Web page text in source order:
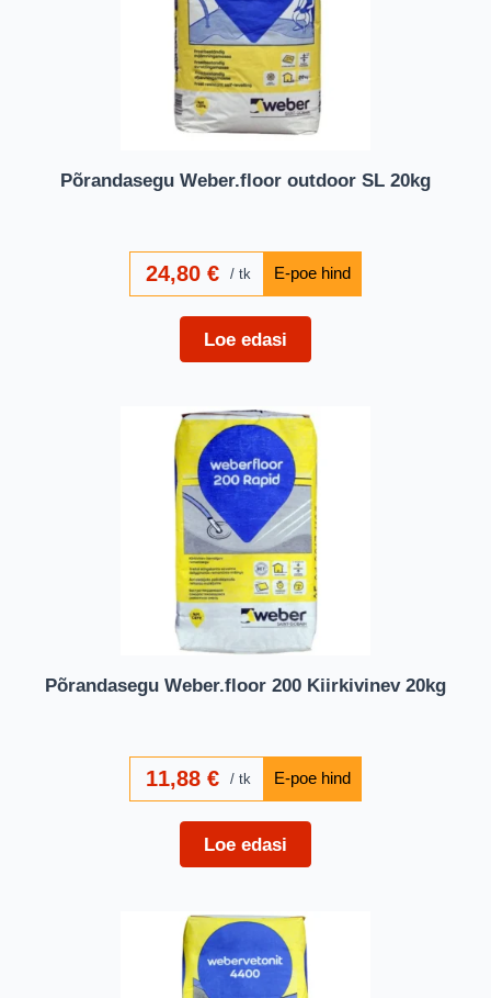
Põrandasegu Weber.floor outdoor SL 20kg
24,80 € tk
Loe edasi
Põrandasegu Weber.floor 200 Kiirkivinev 20kg
11,88 € tk
Loe edasi